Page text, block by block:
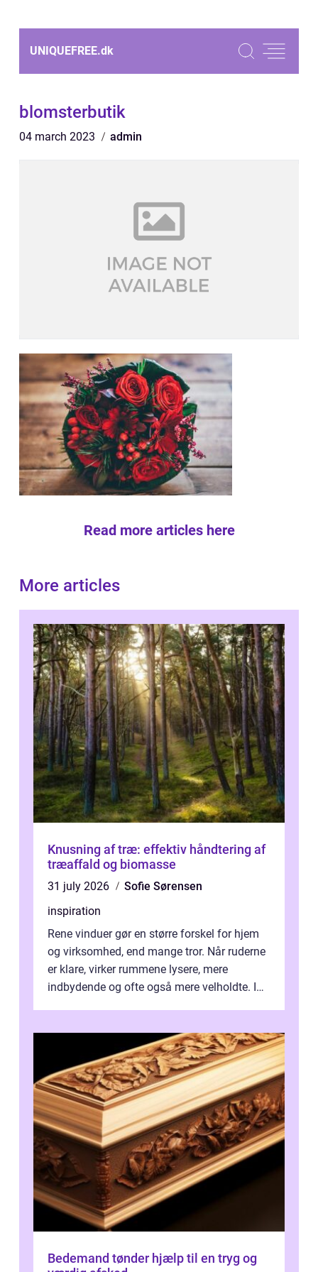
UNIQUEFREE.dk
blomsterbutik
04 march 2023 admin
Read more articles here
More articles
Knusning af træ: effektiv håndtering af
træaffald og biomasse
31 july 2026
Sofie Sørensen
inspiration
Rene vinduer gør en større forskel for hjem
og virksomhed, end mange tror. Når ruderne
er klare, virker rummene lysere, mere
indbydende og ofte også mere velholdte. I
Bedemand tønder hjælp til en tryg og